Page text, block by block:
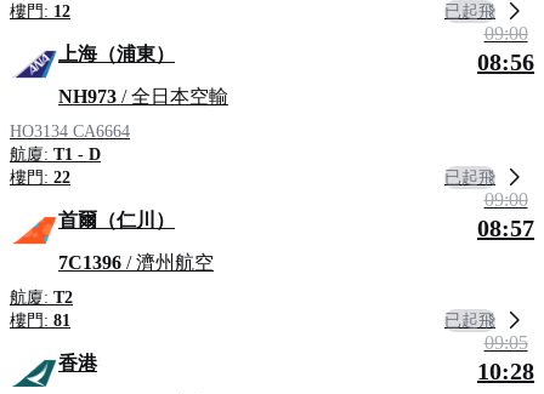
樓門: 12 已起飛
上海（浦東）
NH973 / 全日本空輸
HO3134 CA6664
航廈: T1 - D
樓門: 22
09:00
08:56
已起飛
首爾（仁川）
7C1396 / 濟州航空
航廈: T2
樓門: 81
09:00
08:57
已起飛
香港
09:05
10:28